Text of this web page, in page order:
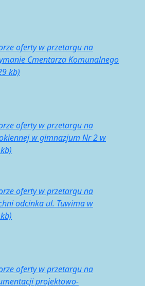
oferty w przetargu na
Cmentarza Komunalnego
kb)
oferty w przetargu na
w gimnazjum Nr 2 w
oferty w przetargu na
odcinka ul. Tuwima w
oferty w przetargu na
projektowo-